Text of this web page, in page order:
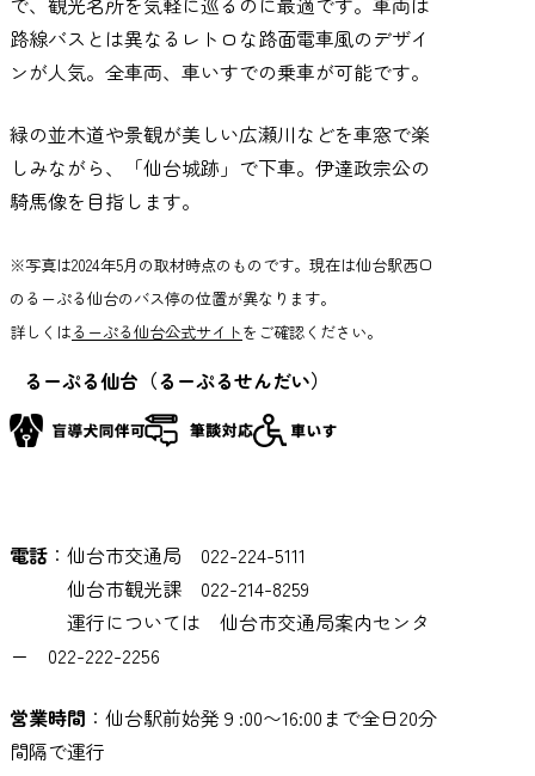
路線バスとは異なるレトロな路面電車風のデザイ
ンが人気。全車両、車いすでの乗車が可能です。
緑の並木道や景観が美しい広瀬川などを車窓で楽
しみながら、「仙台城跡」で下車。伊達政宗公の
騎馬像を目指します。
※写真は2024年5月の取材時点のものです。現在は仙台駅西口
のるーぷる仙台のバス停の位置が異なります。
詳しくはるーぷる仙台公式サイトをご確認ください。
るーぷる仙台（るーぷるせんだい）
電話 ：仙台市交通局 022-224-5111
仙台市観光課 022-214-8259
運行については 仙台市交通局案内センタ
ー 022-222-2256
営業時間 ：仙台駅前始発９:00〜16:00まで全日20分
間隔で運行